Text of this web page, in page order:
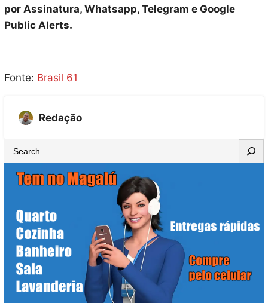
por Assinatura, Whatsapp, Telegram e Google
Public Alerts.
Fonte: Brasil 61
Redação
e